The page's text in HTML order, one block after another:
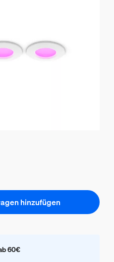
hinzufügen
60€